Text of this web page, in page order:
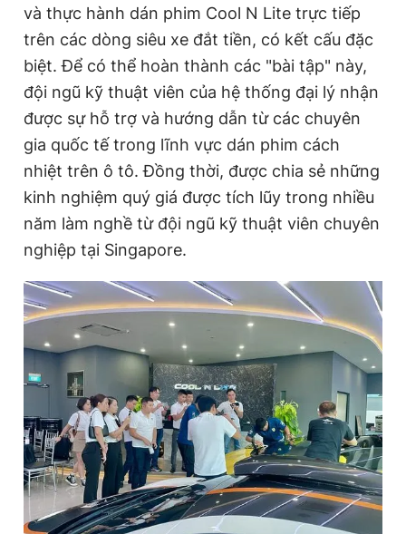
và thực hành dán phim Cool N Lite trực tiếp
trên các dòng siêu xe đắt tiền, có kết cấu đặc
biệt. Để có thể hoàn thành các "bài tập" này,
đội ngũ kỹ thuật viên của hệ thống đại lý nhận
được sự hỗ trợ và hướng dẫn từ các chuyên
gia quốc tế trong lĩnh vực dán phim cách
nhiệt trên ô tô. Đồng thời, được chia sẻ những
kinh nghiệm quý giá được tích lũy trong nhiều
năm làm nghề từ đội ngũ kỹ thuật viên chuyên
nghiệp tại Singapore.